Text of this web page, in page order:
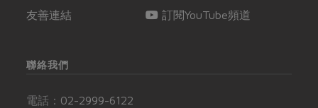
友善連結
訂閱YouTube頻道
聯絡我們
電話： 02-2999-6122